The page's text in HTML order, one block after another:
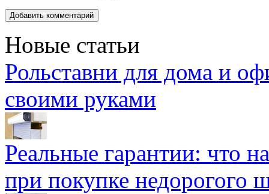
Новые статьи
Рольставни для дома и
своими руками
Реальные гарантии: что
при покупке недорогого